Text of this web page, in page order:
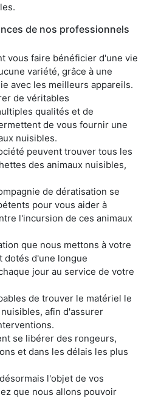
de nos professionnels
vous faire bénéficier d'une vie
variété, grâce à une
avec les meilleurs appareils.
de véritables
qualités et de
de vous fournir une
nuisibles.
peuvent trouver tous les
des animaux nuisibles,
de dératisation se
pour vous aider à
l'incursion de ces animaux
que nous mettons à votre
dotés d'une longue
jour au service de votre
de trouver le matériel le
afin d'assurer
se libérer des rongeurs,
et dans les délais les plus
l'objet de vos
que nous allons pouvoir